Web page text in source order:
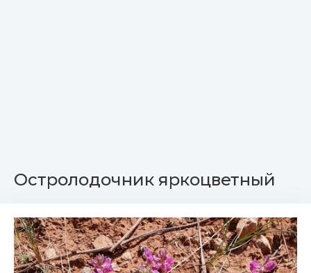
Остролодочник яркоцветный